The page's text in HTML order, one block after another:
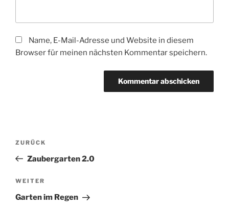
Name, E-Mail-Adresse und Website in diesem
Browser für meinen nächsten Kommentar speichern.
Beitragsnavigation
Vorheriger
Beitrag
ZURÜCK
Zaubergarten 2.0
Nächster
Beitrag
WEITER
Garten im Regen